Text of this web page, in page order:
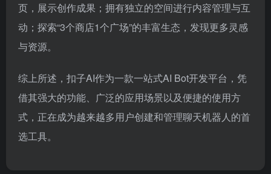
页，展示创作成果；拥有独立的空间进行内容管理与互
动；探索“3个商店1个广场”的丰富生态，发现更多灵感
与资源。
综上所述，扣子AI作为一款一站式AI Bot开发平台，凭
借其强大的功能、广泛的应用场景以及便捷的使用方
式，正在成为越来越多用户创建和管理聊天机器人的首
选工具。